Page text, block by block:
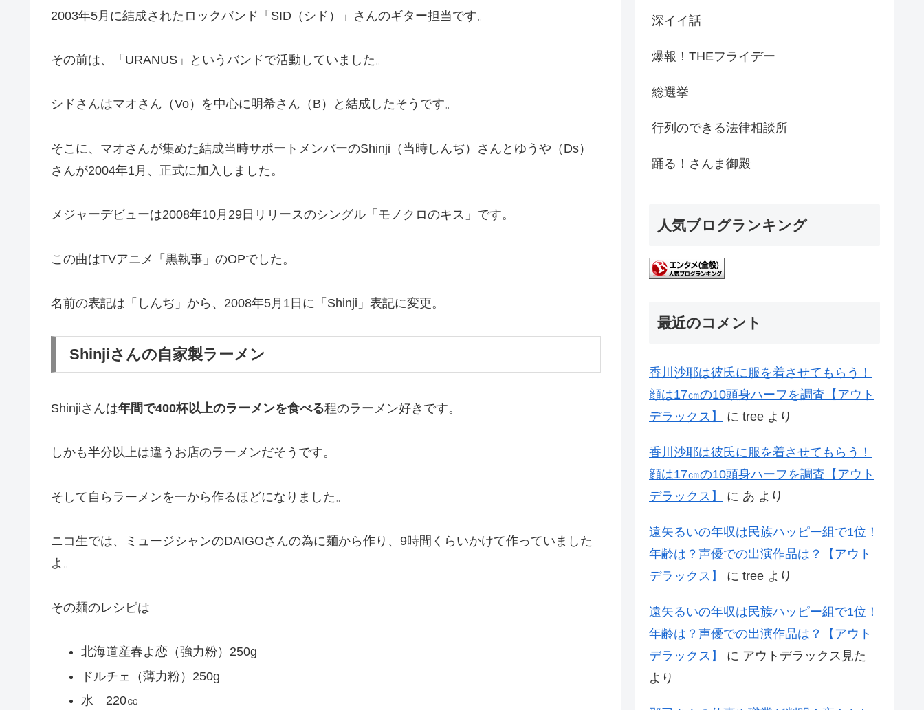
2003年5月に結成されたロックバンド「SID（シド）」さんのギター担当です。
その前は、「URANUS」というバンドで活動していました。
シドさんはマオさん（Vo）を中心に明希さん（B）と結成したそうです。
そこに、マオさんが集めた結成当時サポートメンバーのShinji（当時しんぢ）さんとゆうや（Ds）
さんが2004年1月、正式に加入しました。
メジャーデビューは2008年10月29日リリースのシングル「モノクロのキス」です。
この曲はTVアニメ「黒執事」のOPでした。
名前の表記は「しんぢ」から、2008年5月1日に「Shinji」表記に変更。
Shinjiさんの自家製ラーメン
Shinjiさんは年間で400杯以上のラーメンを食べる程のラーメン好きです。
しかも半分以上は違うお店のラーメンだそうです。
そして自らラーメンを一から作るほどになりました。
ニコ生では、ミュージシャンのDAIGOさんの為に麺から作り、9時間くらいかけて作っていました
よ。
その麺のレシピは
北海道産春よ恋（強力粉）250g
ドルチェ（薄力粉）250g
水 220㏄
深イイ話
爆報！THEフライデー
総選挙
行列のできる法律相談所
踊る！さんま御殿
人気ブログランキング
最近のコメント
香川沙耶は彼氏に服を着させてもらう！
顔は17㎝の10頭身ハーフを調査【アウト
デラックス】
に tree より
香川沙耶は彼氏に服を着させてもらう！
顔は17㎝の10頭身ハーフを調査【アウト
デラックス】
に あ より
遠矢るいの年収は民族ハッピー組で1位！
年齢は？声優での出演作品は？【アウト
デラックス】
に tree より
遠矢るいの年収は民族ハッピー組で1位！
年齢は？声優での出演作品は？【アウト
デラックス】
に アウトデラックス見た
より